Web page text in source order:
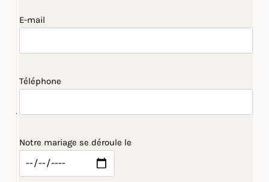
E-mail
Téléphone
Notre mariage se déroule le